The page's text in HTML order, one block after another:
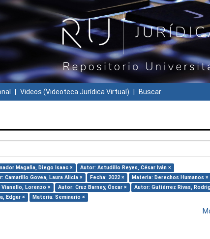
Videos (Videoteca Jurídica Virtual) Buscar
Magaña, Diego Isaac ×
Autor: Astudillo Reyes, César Iván ×
Camarillo Govea, Laura Alicia × Fecha: 2022 ×
Materia: Derechos Humanos ×
Lorenzo × Autor: Cruz Barney, Óscar ×
Autor: Gutiérrez Rivas,
Edgar × Materia: Seminario ×